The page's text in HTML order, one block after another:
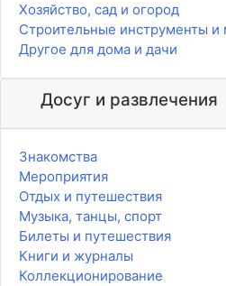
Хозяйство, сад и огород
Строительные инструменты и
Другое для дома и дачи
Досуг и развлечения
Знакомства
Мероприятия
Отдых и путешествия
Музыка, танцы, спорт
Билеты и путешествия
Книги и журналы
Коллекционирование